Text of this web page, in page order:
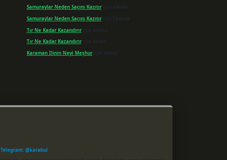
Samuraylar Neden Saçını Kazıtıriçin admin
Samuraylar Neden Saçını Kazıtıriçin Fadime
Tır Ne Kadar Kazandırıriçin admin
Tır Ne Kadar Kazandırıriçin Sevim
Karaman Ilinin Neyi Meşhuriçin admin
Telegram: @karabul